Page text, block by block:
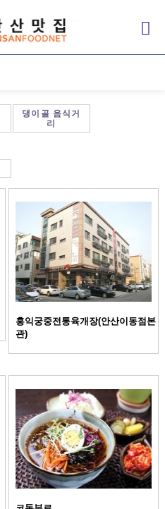
댕이골 음식거
리
홍익궁중전통육개장(안산이동점본
관)